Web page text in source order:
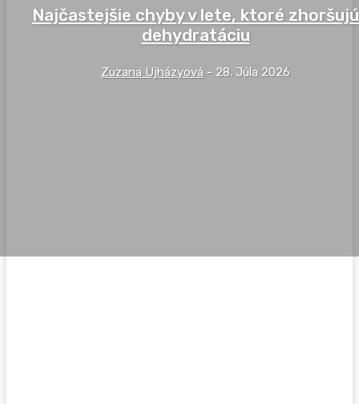
Najčastejšie chyby v lete, ktoré zhoršujú
dehydratáciu
Zuzana Ujházyová - 28. Júla 2026